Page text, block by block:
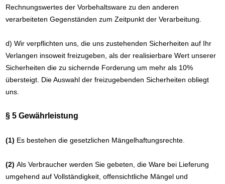
Rechnungswertes der Vorbehaltsware zu den anderen
verarbeiteten Gegenständen zum Zeitpunkt der Verarbeitung.
d) Wir verpflichten uns, die uns zustehenden Sicherheiten auf Ihr
Verlangen insoweit freizugeben, als der realisierbare Wert unserer
Sicherheiten die zu sichernde Forderung um mehr als 10%
übersteigt. Die Auswahl der freizugebenden Sicherheiten obliegt
uns.
§ 5 Gewährleistung
(1) Es bestehen die gesetzlichen Mängelhaftungsrechte.
(2) Als Verbraucher werden Sie gebeten, die Ware bei Lieferung
umgehend auf Vollständigkeit, offensichtliche Mängel und